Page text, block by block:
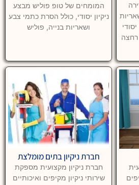
רחצה
המומחים של טופ פוליש מבצע
ניקיון יסודי, כולל הסרת כתמי צבע
ושאריות בנייה, פוליש
חברת ניקיון בתים מומלצת
חברת ניקיון מקצועית מספקת
שירותי ניקיון מקיפים ואיכותיים